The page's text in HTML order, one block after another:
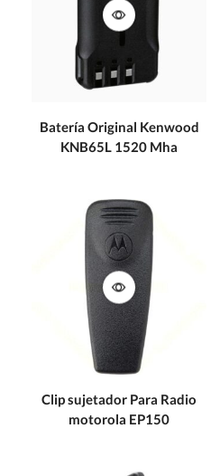
Batería Original Kenwood
KNB65L 1520 Mha
Clip sujetador Para Radio
motorola EP150